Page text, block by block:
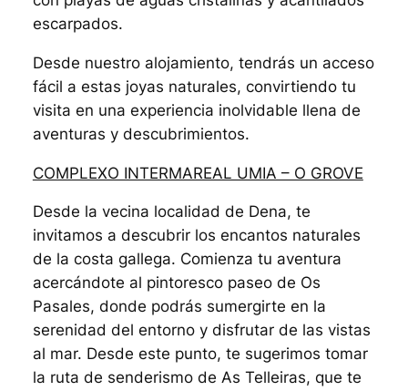
escarpados.
Desde nuestro alojamiento, tendrás un acceso
fácil a estas joyas naturales, convirtiendo tu
visita en una experiencia inolvidable llena de
aventuras y descubrimientos.
COMPLEXO INTERMAREAL UMIA – O GROVE
Desde la vecina localidad de Dena, te
invitamos a descubrir los encantos naturales
de la costa gallega. Comienza tu aventura
acercándote al pintoresco paseo de Os
Pasales, donde podrás sumergirte en la
serenidad del entorno y disfrutar de las vistas
al mar. Desde este punto, te sugerimos tomar
la ruta de senderismo de As Telleiras, que te